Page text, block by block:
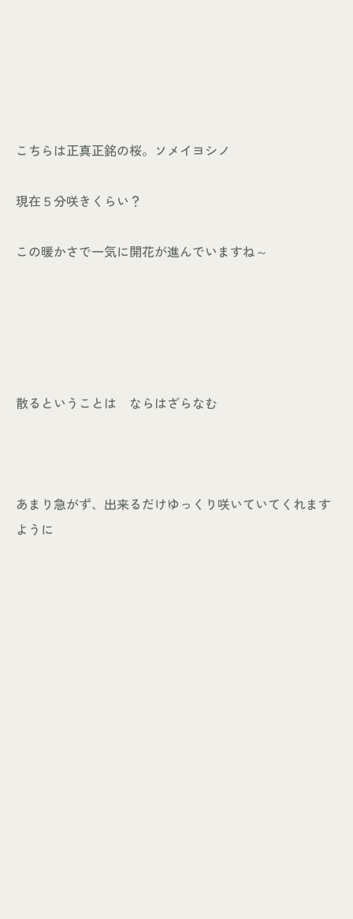
こちらは正真正銘の桜。ソメイヨシノ
現在５分咲きくらい？
この暖かさで一気に開花が進んでいますね～
散るということは ならはざらなむ
あまり急がず、出来るだけゆっくり咲いていてくれます
ように